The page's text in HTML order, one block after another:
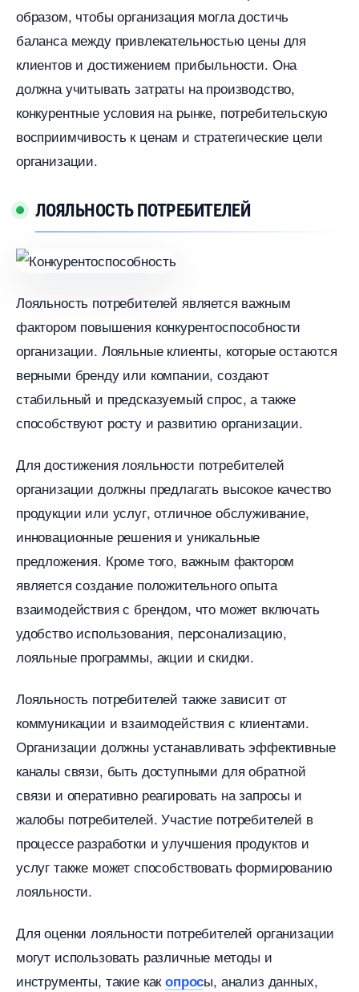
образом, чтобы организация могла достичь
аланса между привлекательностью цены для
клиентов и достижением прибыльности. Она
должна учитывать затраты на производство,
конкурентные условия на рынке, потребительскую
осприимчивость к ценам и стратегические цели
организации.
ЛОЯЛЬНОСТЬ ПОТРЕБИТЕЛЕЙ
Лояльность потребителей является важным
фактором повышения конкурентоспособности
организации.​ Лояльные клиенты, которые остаются
ерными бренду или компании, создают
стабильный и предсказуемый спрос, а также
способствуют росту и развитию организации.​
Для достижения лояльности потребителей
организации должны предлагать высокое качество
продукции или услуг, отличное обслуживание,
инновационные решения и уникальные
предложения. Кроме того, важным фактором
является создание положительного опыта
заимодействия с брендом, что может включать
удобство использования, персонализацию,
лояльные программы, акции и скидки.​
Лояльность потребителей также зависит от
коммуникации и взаимодействия с клиентами.​
Организации должны устанавливать эффективные
каналы связи, быть доступными для обратной
связи и оперативно реагировать на запросы и
жалобы потребителей.​ Участие потребителей
процессе разработки и улучшения продуктов и
услуг также может способствовать формированию
лояльности.​
Для оценки лояльности потребителей организации
могут использовать различные методы и
инструменты, такие какопросы, анализ данных,